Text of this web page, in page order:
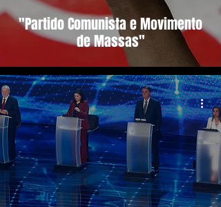
"Partido Comunista e Movimento
de Massas"